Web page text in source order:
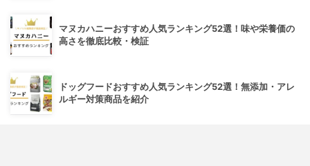
マヌカハニーおすすめ人気ランキング52選！味や栄養価の
高さを徹底比較・検証
ドッグフードおすすめ人気ランキング52選！無添加・アレ
ルギー対策商品を紹介